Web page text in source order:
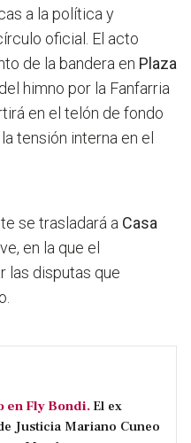
a la política y
oficial. El acto
de la bandera en Plaza
himno por la Fanfarria
en el telón de fondo
tensión interna en el
se trasladará a Casa
en la que el
las disputas que
en Fly Bondi. El ex
Justicia Mariano Cuneo